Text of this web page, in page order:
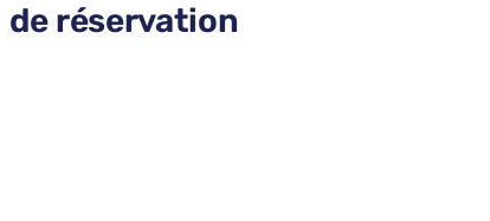
de réservation